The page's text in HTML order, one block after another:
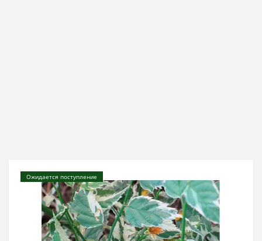
Ожидается поступление